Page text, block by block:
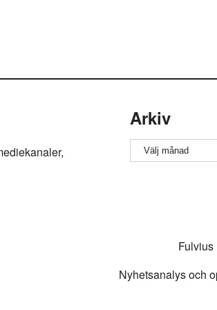
Arkiv
Arkiv
Fulvius
Nyhetsanalys och